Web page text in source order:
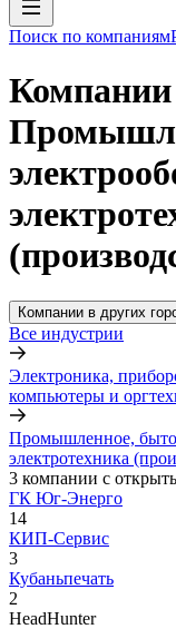
Поиск по компаниям
Компании
Компании в других
Все индустрии
Электроника,
компьютеры и
Промышленное,
электротехника
3 компании с
ГК Юг-Энерго
14
КИП-Сервис
3
Кубаньпечать
2
HeadHunter